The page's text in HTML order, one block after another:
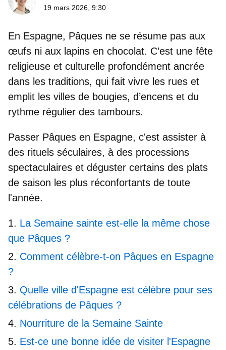
19 mars 2026, 9:30
En Espagne, Pâques ne se résume pas aux
œufs ni aux lapins en chocolat. C’est une fête
religieuse et culturelle profondément ancrée
dans les traditions, qui fait vivre les rues et
emplit les villes de bougies, d’encens et du
rythme régulier des tambours.
Passer Pâques en Espagne, c'est assister à
des rituels séculaires, à des processions
spectaculaires et déguster certains des plats
de saison les plus réconfortants de toute
l'année.
La Semaine sainte est-elle la même chose
que Pâques ?
Comment célèbre-t-on Pâques en Espagne
?
Quelle ville d'Espagne est célèbre pour ses
célébrations de Pâques ?
Nourriture de la Semaine Sainte
Est-ce une bonne idée de visiter l'Espagne